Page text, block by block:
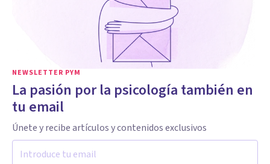
NEWSLETTER PYM
La pasión por la psicología también en
tu email
Únete y recibe artículos y contenidos exclusivos